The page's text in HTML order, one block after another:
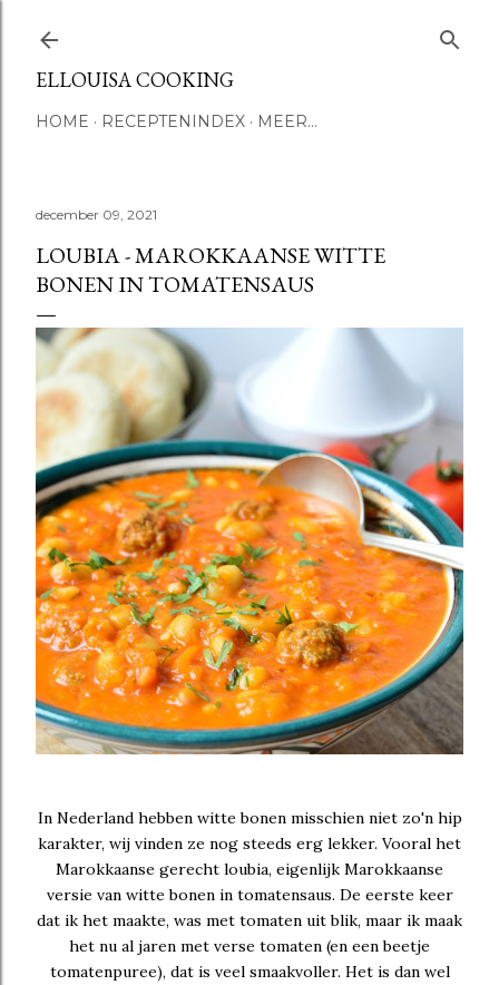
ELLOUISA COOKING
HOME RECEPTENINDEX MEER…
december 09, 2021
LOUBIA - MAROKKAANSE WITTE
BONEN IN TOMATENSAUS
In Nederland hebben witte bonen misschien niet zo'n hip
karakter, wij vinden ze nog steeds erg lekker. Vooral het
Marokkaanse gerecht loubia, eigenlijk Marokkaanse
versie van witte bonen in tomatensaus. De eerste keer
dat ik het maakte, was met tomaten uit blik, maar ik maak
het nu al jaren met verse tomaten (en een beetje
tomatenpuree), dat is veel smaakvoller. Het is dan wel